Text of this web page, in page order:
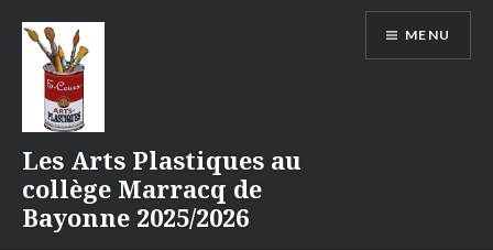
contenu
Les Arts Plastiques au
collège Marracq de
Bayonne 2025/2026
MENU